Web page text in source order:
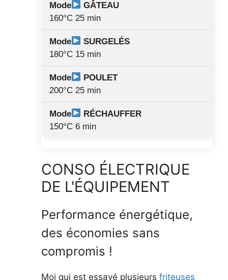
GÂTEAU
160°C 25 min
SURGELÉS
180°C 15 min
POULET
200°C 25 min
RÉCHAUFFER
150°C 6 min
CONSO ÉLECTRIQUE
DE L'ÉQUIPEMENT
Performance énergétique,
des économies sans
compromis !
Moi qui est essayé plusieurs friteuses